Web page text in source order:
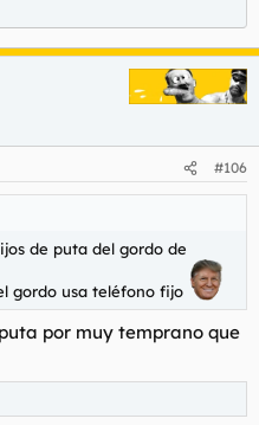
#106
de puta del gordo de
gordo usa teléfono fijo
por muy temprano que